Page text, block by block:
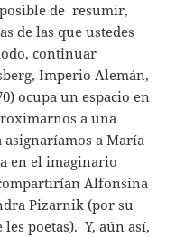
de resumir,
de las que ustedes
continuar
Imperio Alemán,
ocupa un espacio en
a una
a María
en el imaginario
Alfonsina
Pizarnik (por su
poetas). Y, aún así,